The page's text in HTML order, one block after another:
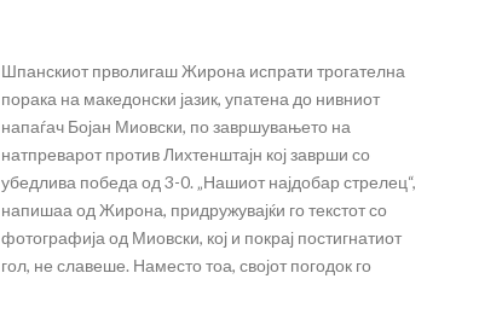
Шпанскиот прволигаш Жирона испрати трогателна
порака на македонски јазик, упатена до нивниот
напаѓач Бојан Миовски, по завршувањето на
натпреварот против Лихтенштајн кој заврши со
убедлива победа од 3-0. „Нашиот најдобар стрелец“,
напишаа од Жирона, придружувајќи го текстот со
фотографија од Миовски, кој и покрај постигнатиот
гол, не славеше. Наместо тоа, својот погодок го